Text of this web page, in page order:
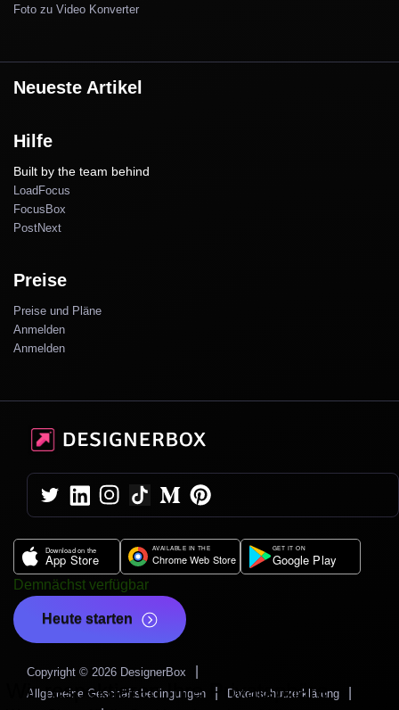
Foto zu Video Konverter
Neueste Artikel
Hilfe
Built by the team behind
LoadFocus
FocusBox
PostNext
Preise
Preise und Pläne
Anmelden
Anmelden
Demnächst verfügbar
Heute starten
Copyright © 2026 DesignerBox
Allgemeine Geschäftsbedingungen | Datenschutzerklärung
Wir respektieren Ihre Privatsphäre